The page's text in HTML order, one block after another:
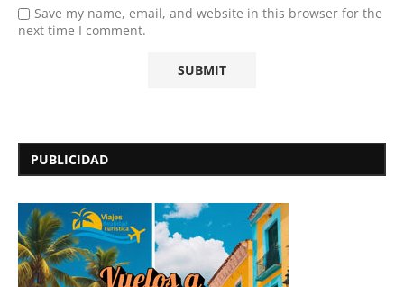
Save my name, email, and website in this browser for the
next time I comment.
PUBLICIDAD